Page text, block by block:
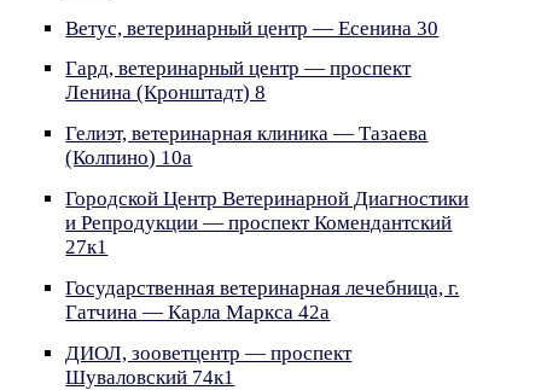
Ветус, ветеринарный центр — Есенина 30
Гард, ветеринарный центр — проспект
Ленина (Кронштадт) 8
Гелиэт, ветеринарная клиника — Тазаева
(Колпино) 10а
Городской Центр Ветеринарной Диагностики
и Репродукции — проспект Комендантский
27к1
Государственная ветеринарная лечебница, г.
Гатчина — Карла Маркса 42а
ДИОЛ, зооветцентр — проспект
Шуваловский 74к1